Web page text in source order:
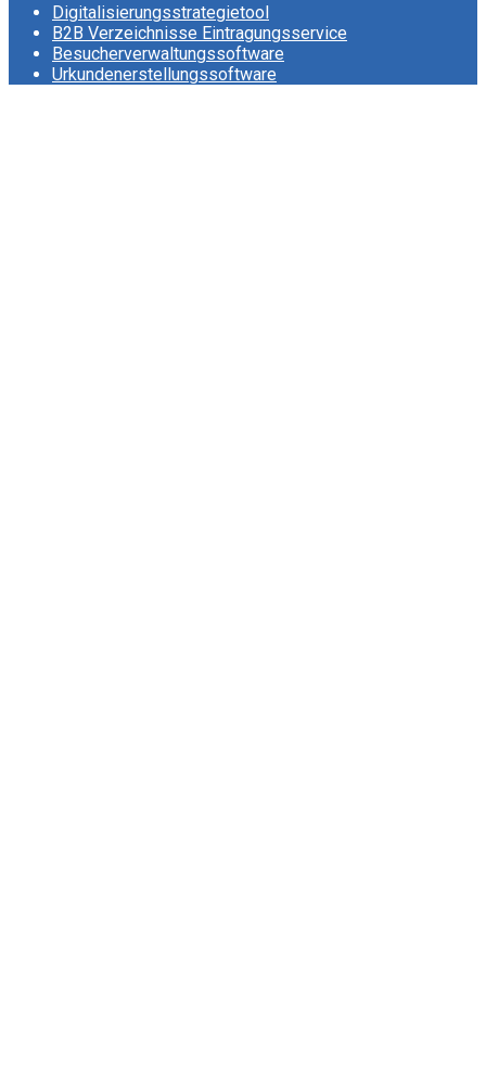
Digitalisierungsstrategietool
B2B Verzeichnisse Eintragungsservice
Besucherverwaltungssoftware
Urkundenerstellungssoftware